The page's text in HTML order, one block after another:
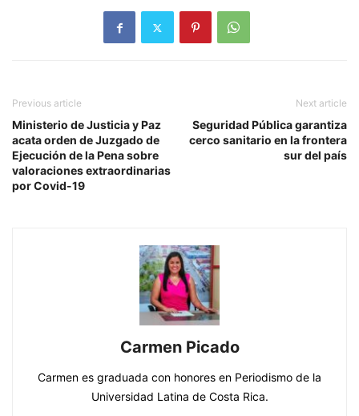
Previous article
Ministerio de Justicia y Paz
acata orden de Juzgado de
Ejecución de la Pena sobre
valoraciones extraordinarias
por Covid-19
Next article
Seguridad Pública garantiza
cerco sanitario en la frontera
sur del país
Carmen Picado
Carmen es graduada con honores en Periodismo de la
Universidad Latina de Costa Rica.